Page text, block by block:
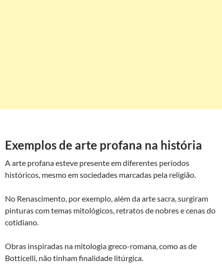
Exemplos de arte profana na história
A arte profana esteve presente em diferentes períodos
históricos, mesmo em sociedades marcadas pela religião.
No Renascimento, por exemplo, além da arte sacra, surgiram
pinturas com temas mitológicos, retratos de nobres e cenas do
cotidiano.
Obras inspiradas na mitologia greco-romana, como as de
Botticelli, não tinham finalidade litúrgica.